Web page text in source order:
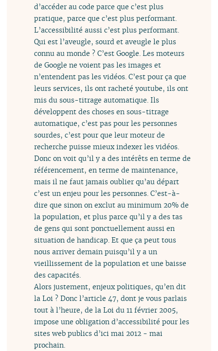
d’accéder au code parce que c’est plus
pratique, parce que c’est plus performant.
L’accessibilité aussi c’est plus performant.
Qui est l’aveugle, sourd et aveugle le plus
connu au monde ? C’est Google. Les moteurs
de Google ne voient pas les images et
n’entendent pas les vidéos. C’est pour ça que
leurs services, ils ont racheté youtube, ils ont
mis du sous-titrage automatique. Ils
développent des choses en sous-titrage
automatique, c’est pas pour les personnes
sourdes, c’est pour que leur moteur de
recherche puisse mieux indexer les vidéos.
Donc on voit qu’il y a des intérêts en terme de
référencement, en terme de maintenance,
mais il ne faut jamais oublier qu’au départ
c’est un enjeu pour les personnes. C’est-à-
dire que sinon on exclut au minimum 20% de
la population, et plus parce qu’il y a des tas
de gens qui sont ponctuellement aussi en
situation de handicap. Et que ça peut tous
nous arriver demain puisqu’il y a un
vieillissement de la population et une baisse
des capacités.
Alors justement, enjeux politiques, qu’en dit
la Loi ? Donc l’article 47, dont je vous parlais
tout à l’heure, de la Loi du 11 février 2005,
impose une obligation d’accessibilité pour les
sites web publics d’ici mai 2012 - mai
prochain.